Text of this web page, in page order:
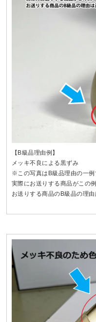
【B級品理由例】
メッキ不良による黒ずみ
※この写真はB級品理由の一例
実際にお送りする商品がこの
お送りする商品のB級品の理由